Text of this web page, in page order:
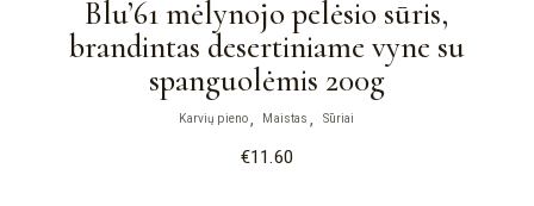
Blu’61 mėlynojo pelėsio sūris,
brandintas desertiniame vyne su
spanguolėmis 200g
Karvių pieno Maistas Sūriai
€11.60